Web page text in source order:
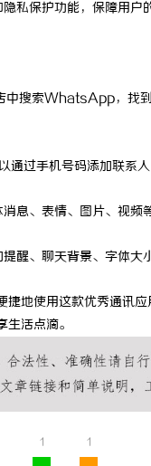
私保护功能，保障用户
搜索WhatsApp，找
过手机号码添加联系
息、表情、图片、视频
醒、聊天背景、字体
地使用这款优秀通讯
活点滴。
1 1
干燥症患者口干眼燥熬